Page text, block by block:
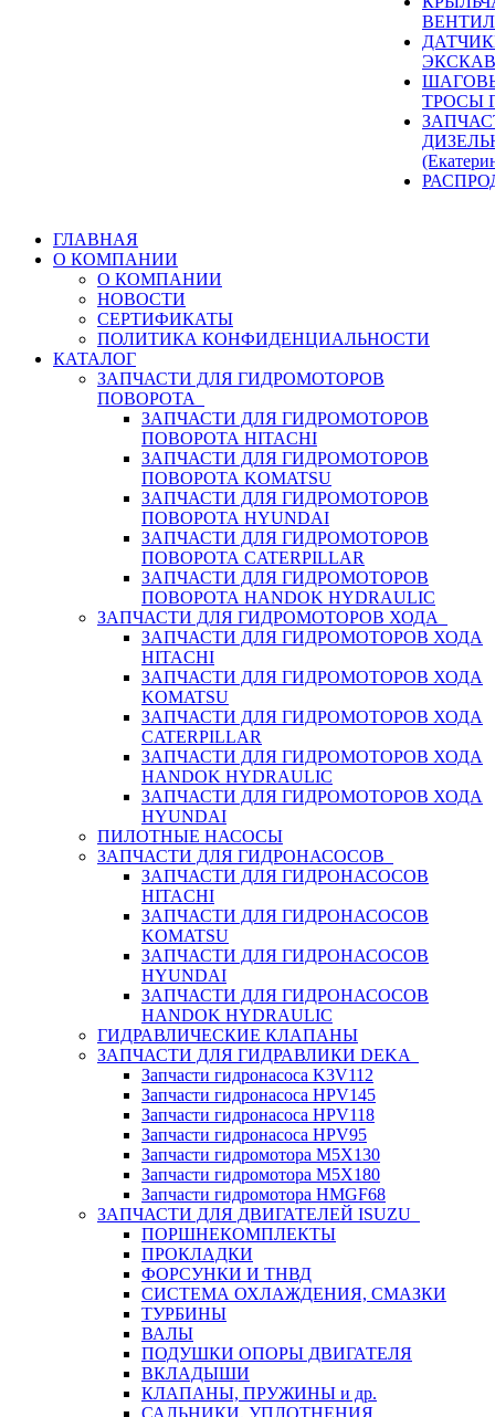
ТРОСЫ
ГЛАВНАЯ
О КОМПАНИИ
О КОМПАНИИ
НОВОСТИ
СЕРТИФИКАТЫ
ПОЛИТИКА КОНФИДЕНЦИАЛЬНОСТИ
КАТАЛОГ
ЗАПЧАСТИ ДЛЯ ГИДРОМОТОРОВ
ПОВОРОТА
ЗАПЧАСТИ ДЛЯ ГИДРОМОТОРОВ
ПОВОРОТА HITACHI
ЗАПЧАСТИ ДЛЯ ГИДРОМОТОРОВ
ПОВОРОТА KOMATSU
ЗАПЧАСТИ ДЛЯ ГИДРОМОТОРОВ
ПОВОРОТА HYUNDAI
ЗАПЧАСТИ ДЛЯ ГИДРОМОТОРОВ
ПОВОРОТА CATERPILLAR
ЗАПЧАСТИ ДЛЯ ГИДРОМОТОРОВ
ПОВОРОТА HANDOK HYDRAULIC
ЗАПЧАСТИ ДЛЯ ГИДРОМОТОРОВ ХОДА
ЗАПЧАСТИ ДЛЯ ГИДРОМОТОРОВ ХОДА
HITACHI
ЗАПЧАСТИ ДЛЯ ГИДРОМОТОРОВ ХОДА
KOMATSU
ЗАПЧАСТИ ДЛЯ ГИДРОМОТОРОВ ХОДА
CATERPILLAR
ЗАПЧАСТИ ДЛЯ ГИДРОМОТОРОВ ХОДА
HANDOK HYDRAULIC
ЗАПЧАСТИ ДЛЯ ГИДРОМОТОРОВ ХОДА
HYUNDAI
ПИЛОТНЫЕ НАСОСЫ
ЗАПЧАСТИ ДЛЯ ГИДРОНАСОСОВ
ЗАПЧАСТИ ДЛЯ ГИДРОНАСОСОВ
HITACHI
ЗАПЧАСТИ ДЛЯ ГИДРОНАСОСОВ
KOMATSU
ЗАПЧАСТИ ДЛЯ ГИДРОНАСОСОВ
HYUNDAI
ЗАПЧАСТИ ДЛЯ ГИДРОНАСОСОВ
HANDOK HYDRAULIC
ГИДРАВЛИЧЕСКИЕ КЛАПАНЫ
ЗАПЧАСТИ ДЛЯ ГИДРАВЛИКИ DEKA
Запчасти гидронасоса K3V112
Запчасти гидронасоса HPV145
Запчасти гидронасоса HPV118
Запчасти гидронасоса HPV95
Запчасти гидромотора M5X130
Запчасти гидромотора M5X180
Запчасти гидромотора HMGF68
ЗАПЧАСТИ ДЛЯ ДВИГАТЕЛЕЙ ISUZU
ПОРШНЕКОМПЛЕКТЫ
ПРОКЛАДКИ
ФОРСУНКИ И ТНВД
СИСТЕМА ОХЛАЖДЕНИЯ, СМАЗКИ
ТУРБИНЫ
ВАЛЫ
ПОДУШКИ ОПОРЫ ДВИГАТЕЛЯ
ВКЛАДЫШИ
КЛАПАНЫ, ПРУЖИНЫ и др.
САЛЬНИКИ, УПЛОТНЕНИЯ